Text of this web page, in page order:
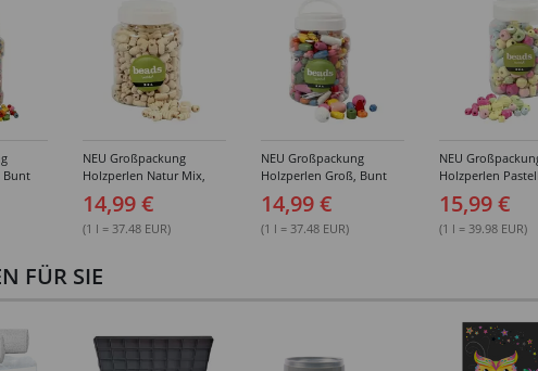
Bunt
NEU Großpackung
Holzperlen Natur Mix,
400 ml Eimer
14,99 €
(1 l = 37.48 EUR)
NEU Großpackung
Holzperlen Groß, Bunt
Sortiert, 400 ml Eimer
14,99 €
(1 l = 37.48 EUR)
NEU
Holzperlen
400 ml Eimer
15,99 €
(1 l = 39.98 EUR)
FÜR SIE